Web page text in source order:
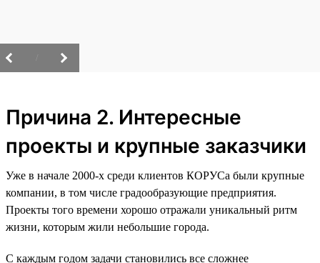
Причина 2. Интересные
проекты и крупные заказчики
Уже в начале 2000-х среди клиентов КОРУСа были крупные
компании, в том числе градообразующие предприятия.
Проекты того времени хорошо отражали уникальный ритм
жизни, которым жили небольшие города.
С каждым годом задачи становились все сложнее